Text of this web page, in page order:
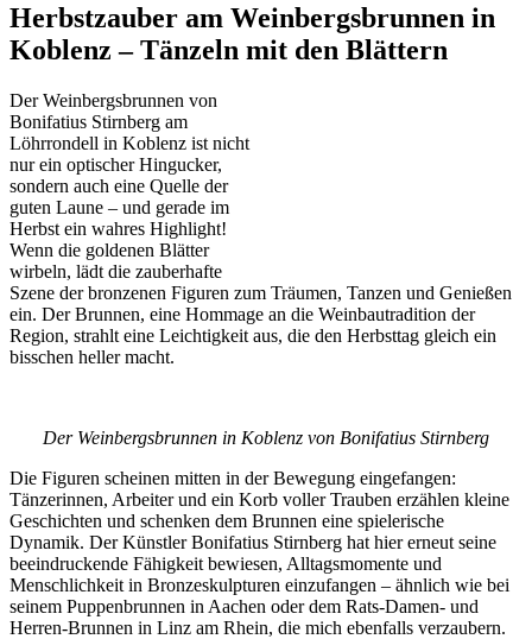
Herbstzauber am Weinbergsbrunnen in
Koblenz – Tänzeln mit den Blättern
Der Weinbergsbrunnen von
Bonifatius Stirnberg am
Löhrrondell in Koblenz ist nicht
nur ein optischer Hingucker,
sondern auch eine Quelle der
guten Laune – und gerade im
Herbst ein wahres Highlight!
Wenn die goldenen Blätter
wirbeln, lädt die zauberhafte
Szene der bronzenen Figuren zum Träumen, Tanzen und Genießen
ein. Der Brunnen, eine Hommage an die Weinbautradition der
Region, strahlt eine Leichtigkeit aus, die den Herbsttag gleich ein
bisschen heller macht.
Der Weinbergsbrunnen in Koblenz von Bonifatius Stirnberg
Die Figuren scheinen mitten in der Bewegung eingefangen:
Tänzerinnen, Arbeiter und ein Korb voller Trauben erzählen kleine
Geschichten und schenken dem Brunnen eine spielerische
Dynamik. Der Künstler Bonifatius Stirnberg hat hier erneut seine
beeindruckende Fähigkeit bewiesen, Alltagsmomente und
Menschlichkeit in Bronzeskulpturen einzufangen – ähnlich wie bei
seinem Puppenbrunnen in Aachen oder dem Rats-Damen- und
Herren-Brunnen in Linz am Rhein, die mich ebenfalls verzaubern.